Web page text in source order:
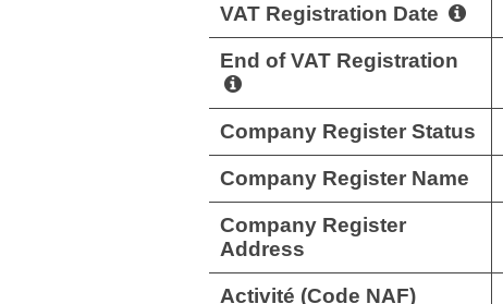
VAT Registration Date
End of VAT Registration
Company Register Status
Company Register Name
Company Register
Address
Activité (Code NAF)